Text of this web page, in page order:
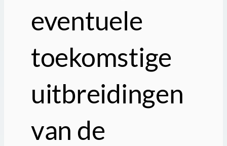
eventuele
toekomstige
uitbreidingen
van de